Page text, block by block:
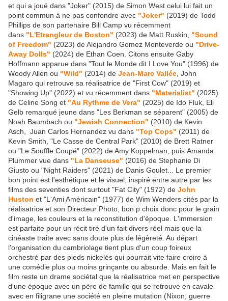
et qui a joué dans "Joker" (2015) de Simon West celui lui fait un
point commun à ne pas confondre avec "Joker" (2019) de Todd
Phillips de son partenaire Bill Camp vu récemment
dans "L'Etrangleur de Boston" (2023) de Matt Ruskin, "Sound
of Freedom" (2023) de Alejandro Gomez Monteverde ou "Drive-
Away Dolls" (2024) de Ethan Coen. Citons ensuite Gaby
Hoffmann apparue dans "Tout le Monde dit I Love You" (1996) de
Woody Allen ou "Wild" (2014) de Jean-Marc Vallée , John
Magaro qui retrouve sa réalisatrice de "First Cow" (2019) et
"Showing Up" (2022) et vu récemment dans "Materialist" (2025)
de Celine Song et "Au Rythme de Vera" (2025) de Ido Fluk, Eli
Gelb remarqué jeune dans "Les Berkman se séparent" (2005) de
Noah Baumbach ou "Jewish Connection" (2010) de Kevin
Asch, Juan Carlos Hernandez vu dans "Top Cops" (2011) de
Kevin Smith, "Le Casse de Central Park" (2010) de Brett Ratner
ou "Le Souffle Coupé" (2022) de Amy Koppelman, puis Amanda
Plummer vue dans "La Danseuse" (2016) de Stephanie Di
Giusto ou "Night Raiders" (2021) de Danis Goulet... Le premier
bon point est l'esthétique et le visuel, inspiré entre autre par les
films des seventies dont surtout "Fat City" (1972) de John
Huston et "L'Ami Américain" (1977) de Wim Wenders cités par la
réalisatrice et son Directeur Photo, bon p choix donc pour le grain
d'image, les couleurs et la reconstitution d'époque. L'immersion
est parfaite pour un récit tiré d'un fait divers réel mais que la
cinéaste traite avec sans doute plus de légèreté. Au départ
l'organisation du cambriolage tient plus d'un coup foireux
orchestré par des pieds nickelés qui pourrait vite faire croire à
une comédie plus ou moins grinçante ou absurde. Mais en fait le
film reste un drame sociétal que la réalisatrice met en perspective
d'une époque avec un père de famille qui se retrouve en cavale
avec en filigrane une société en pleine mutation (Nixon, guerre